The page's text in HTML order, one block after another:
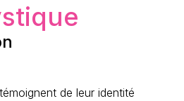
de leur identité